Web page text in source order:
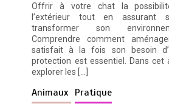
Offrir à votre chat la
l’extérieur tout en assurant
transformer son
Comprendre comment
satisfait à la fois son besoin
protection est essentiel. Dans cet
explorer les […]
Animaux Pratique
0 10